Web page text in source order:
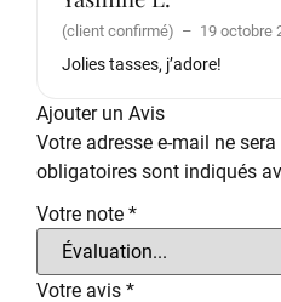
(client confirmé) – 19 octobre
Jolies tasses, j’adore!
Ajouter un Avis
Votre adresse e-mail ne
obligatoires sont indiqués
Votre note *
Votre avis *